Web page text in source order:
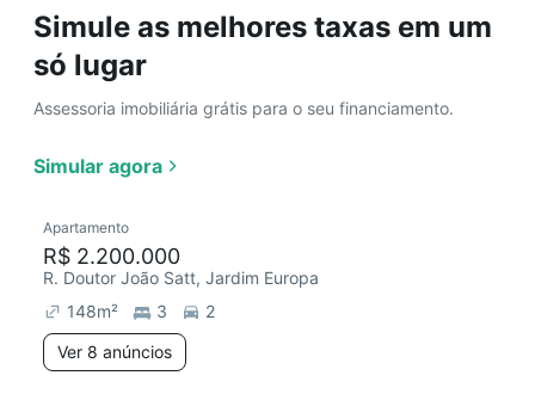
Simule as melhores taxas em um
só lugar
Assessoria imobiliária grátis para o seu financiamento.
Simular agora
Apartamento
R$ 2.200.000
R. Doutor João Satt, Jardim Europa
148m² 3
2
Ver 8 anúncios